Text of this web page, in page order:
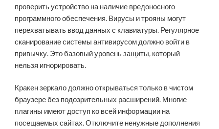
проверить устройство на наличие вредоносного
программного обеспечения. Вирусы и трояны могут
перехватывать ввод данных с клавиатуры. Регулярное
сканирование системы антивирусом должно войти в
привычку. Это базовый уровень защиты, который
нельзя игнорировать.
Кракен зеркало должно открываться только в чистом
браузере без подозрительных расширений. Многие
плагины имеют доступ ко всей информации на
посещаемых сайтах. Отключите ненужные дополнения